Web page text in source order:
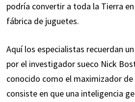
podría convertir a toda la Tierra
fábrica de juguetes.
Aquí los especialistas recuerdan
por el investigador sueco Nick
conocido como el maximizador de
consiste en que una inteligencia